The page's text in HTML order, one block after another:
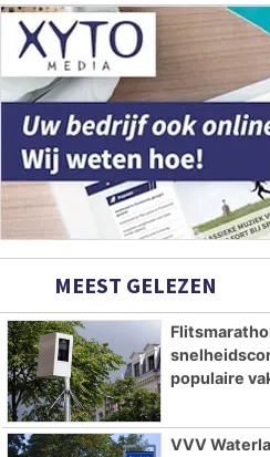
MEEST GELEZEN
populaire
VVV